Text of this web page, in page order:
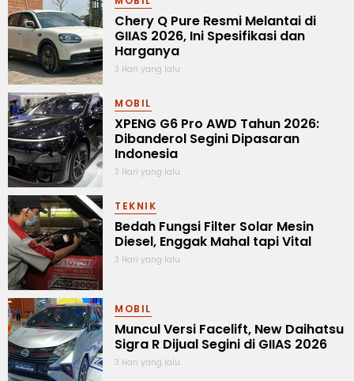
Chery Q Pure Resmi Melantai di
GIIAS 2026, Ini Spesifikasi dan
Harganya
3 Hari yang lalu
MOBIL
XPENG G6 Pro AWD Tahun 2026:
Dibanderol Segini Dipasaran
Indonesia
3 Hari yang lalu
TEKNIK
Bedah Fungsi Filter Solar Mesin
Diesel, Enggak Mahal tapi Vital
3 Hari yang lalu
MOBIL
Muncul Versi Facelift, New Daihatsu
Sigra R Dijual Segini di GIIAS 2026
3 Hari yang lalu